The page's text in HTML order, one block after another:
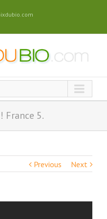
France 5.
Previous Next